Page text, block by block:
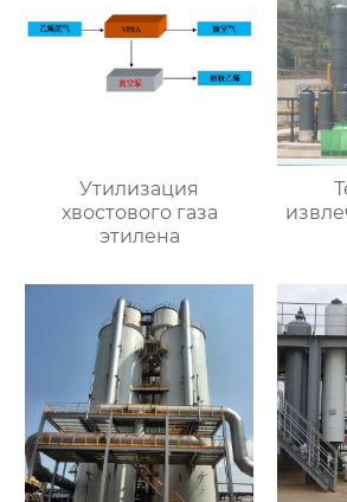
Утилизация
хвостового газа
этилена